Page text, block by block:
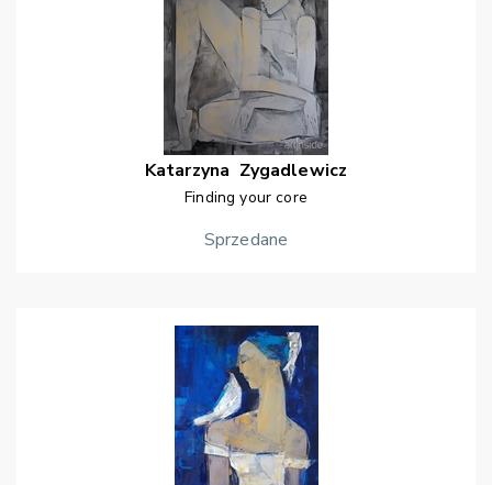
Katarzyna Zygadlewicz
Finding your core
Sprzedane